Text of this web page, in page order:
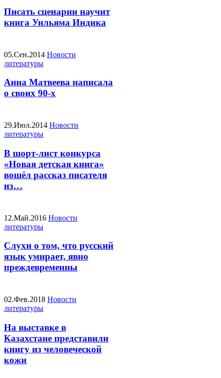
Писать сценарии научит
книга Уильяма Индика
05.Сен.2014 Новости
литературы
Анна Матвеева написала
о своих 90-х
29.Июл.2014 Новости
литературы
В шорт-лист конкурса
«Новая детская книга»
вошёл рассказ писателя
из…
12.Май.2016 Новости
литературы
Слухи о том, что русский
язык умирает, явно
преждевременны
02.Фев.2018 Новости
литературы
На выставке в
Казахстане представили
книгу из человеческой
кожи